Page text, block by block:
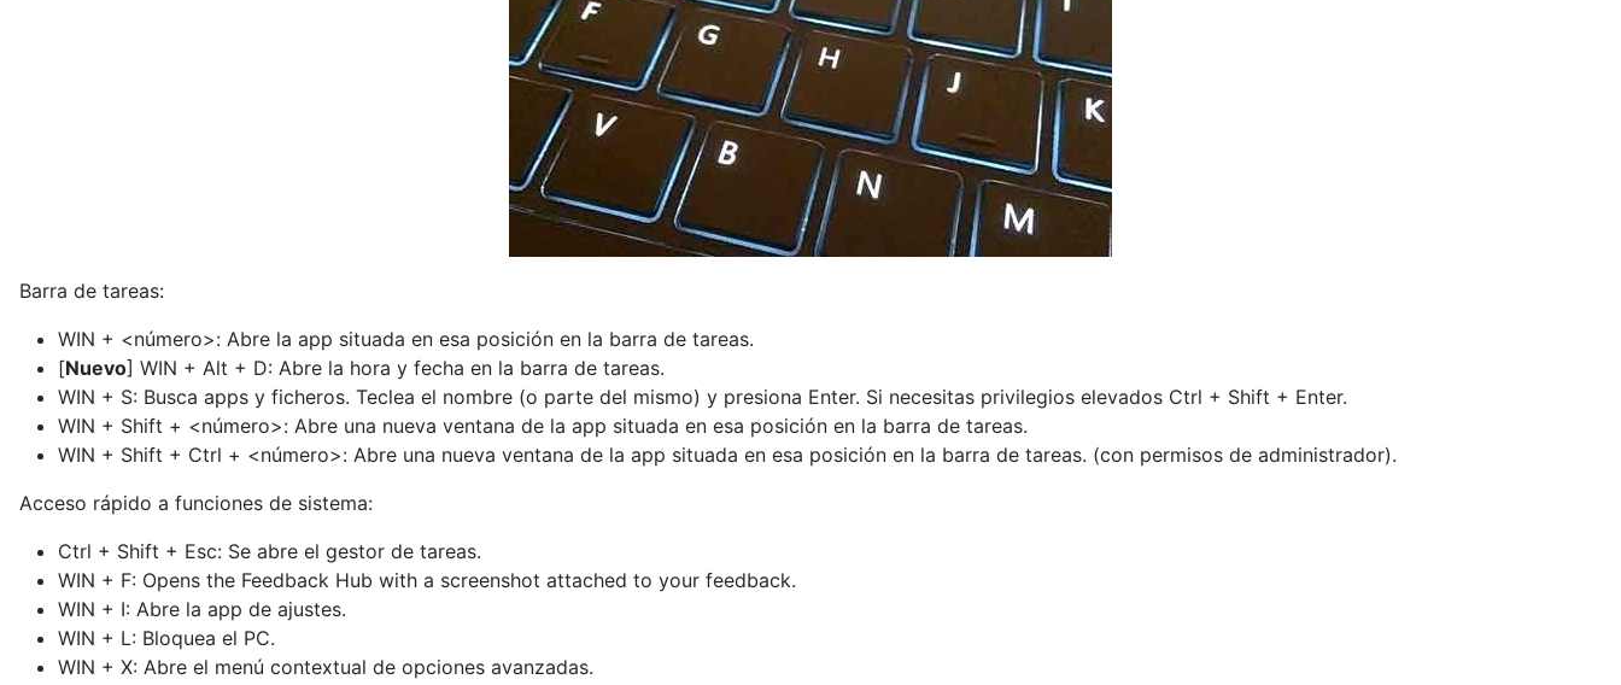
Barra de tareas:
WIN + <número>: Abre la app situada en esa posición en la barra de tareas.
[Nuevo] WIN + Alt + D: Abre la hora y fecha en la barra de tareas.
WIN + S: Busca apps y ficheros. Teclea el nombre (o parte del mismo) y presiona Enter. Si necesitas privilegios elevados Ctrl + Shift + Enter.
WIN + Shift + <número>: Abre una nueva ventana de la app situada en esa posición en la barra de tareas.
WIN + Shift + Ctrl + <número>: Abre una nueva ventana de la app situada en esa posición en la barra de tareas. (con permisos de administrador).
Acceso rápido a funciones de sistema:
Ctrl + Shift + Esc: Se abre el gestor de tareas.
WIN + F: Opens the Feedback Hub with a screenshot attached to your feedback.
WIN + I: Abre la app de ajustes.
WIN + L: Bloquea el PC.
WIN + X: Abre el menú contextual de opciones avanzadas.